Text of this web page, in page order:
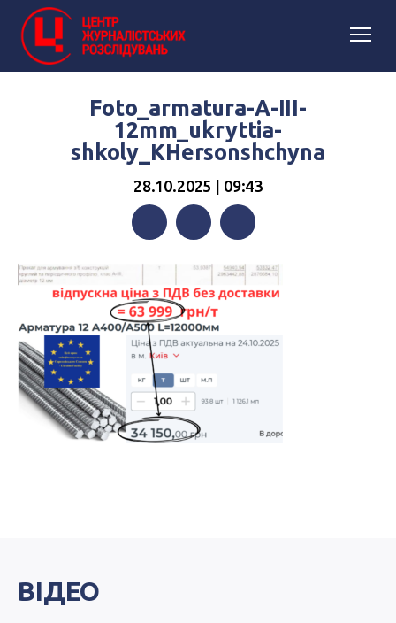
Foto_armatura-A-III-
12mm_ukryttia-
shkoly_KHersonshchyna
28.10.2025 | 09:43
ВІДЕО